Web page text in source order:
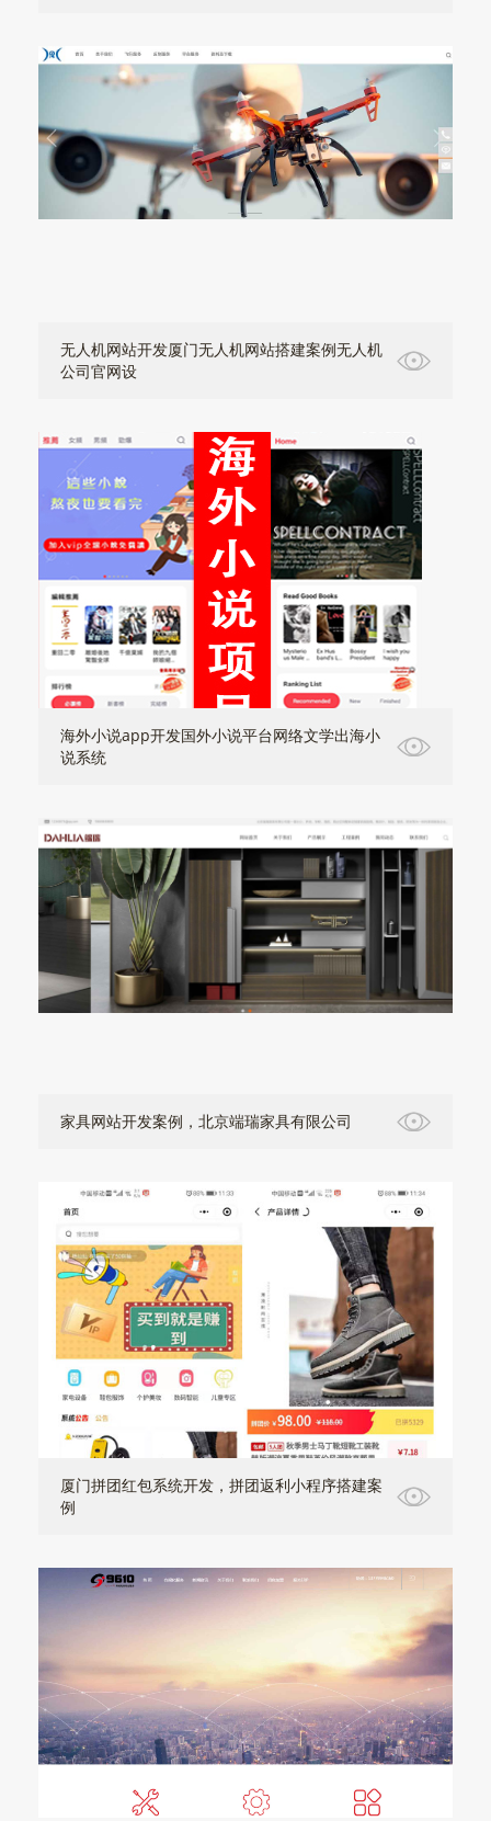
无人机网站开发厦门无人机网站搭建案例无人机
公司官网设
海外小说app开发国外小说平台网络文学出海小
说系统
家具网站开发案例，北京端瑞家具有限公司
厦门拼团红包系统开发，拼团返利小程序搭建案
例